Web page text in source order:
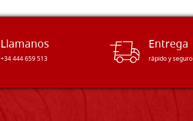
Llamanos
+34 444 659 513
Entrega
rápido y seguro